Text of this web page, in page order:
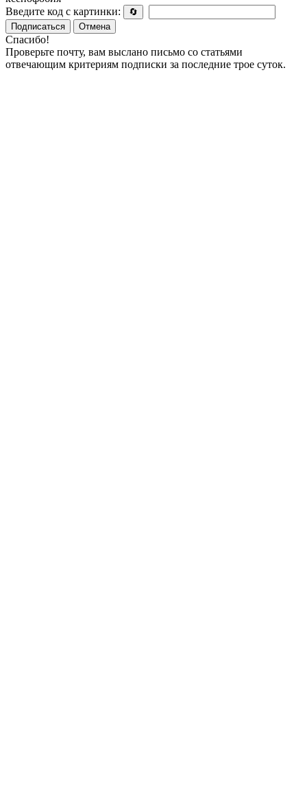
Введите код с картинки:
🔄
Подписаться
Отмена
Спасибо!
Проверьте почту, вам выслано письмо со статьями
отвечающим критериям подписки за последние трое суток.